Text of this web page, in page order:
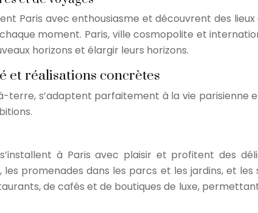
Paris avec enthousiasme et découvrent des
moment. Paris, ville cosmopolite et
horizons et élargir leurs horizons.
et réalisations concrètes
terre, s’adaptent parfaitement à la vie
à Paris avec plaisir et profitent des
promenades dans les parcs et les jardins, et les
de cafés et de boutiques de luxe,